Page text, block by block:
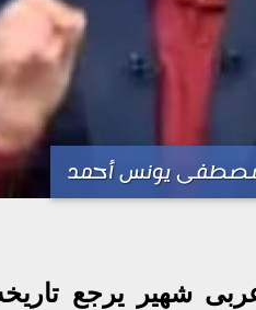
يونس أحمد
شهير يرجع